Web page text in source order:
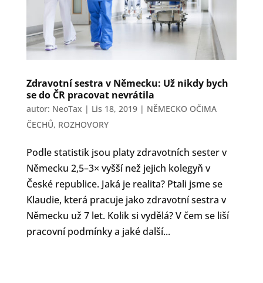
Zdravotní sestra v Německu: Už nikdy bych
se do ČR pracovat nevrátila
autor: NeoTax | Lis 18, 2019| NĚMECKO OČIMA
ČECHŮ, ROZHOVORY
Podle statistik jsou platy zdravotních sester v
Německu 2,5–3× vyšší než jejich kolegyň v
České republice. Jaká je realita? Ptali jsme se
Klaudie, která pracuje jako zdravotní sestra v
Německu už 7 let. Kolik si vydělá? V čem se liší
pracovní podmínky a jaké další...